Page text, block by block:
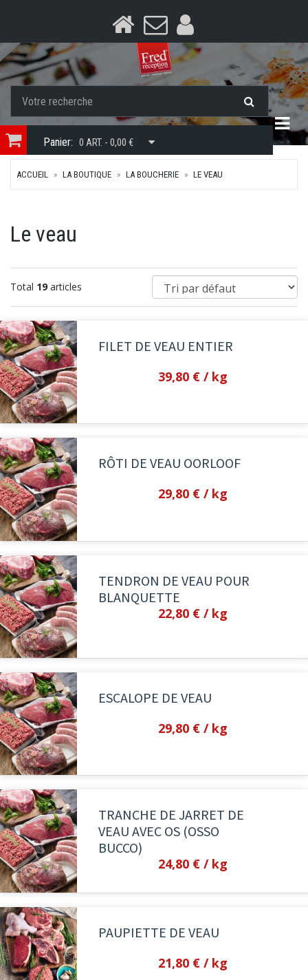
Panier: 0 ART. - 0,00 €
ACCUEIL LA BOUTIQUE LA BOUCHERIE LE VEAU
Le veau
Total 19 articles
FILET DE VEAU ENTIER
39,80 €/ kg
RÔTI DE VEAU OORLOOF
29,80 €/ kg
TENDRON DE VEAU POUR
BLANQUETTE
22,80 €/ kg
ESCALOPE DE VEAU
29,80 €/ kg
TRANCHE DE JARRET DE
VEAU AVEC OS (OSSO
BUCCO)
24,80 €/ kg
PAUPIETTE DE VEAU
21,80 €/ kg